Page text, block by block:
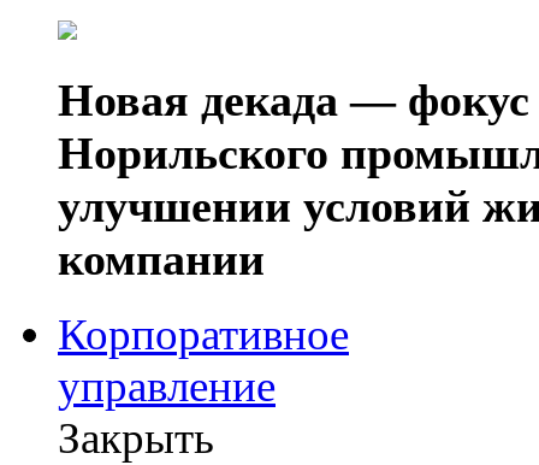
Новая декада — фокус
Норильского
улучшении условий
компании
Корпоративное
управление
Закрыть